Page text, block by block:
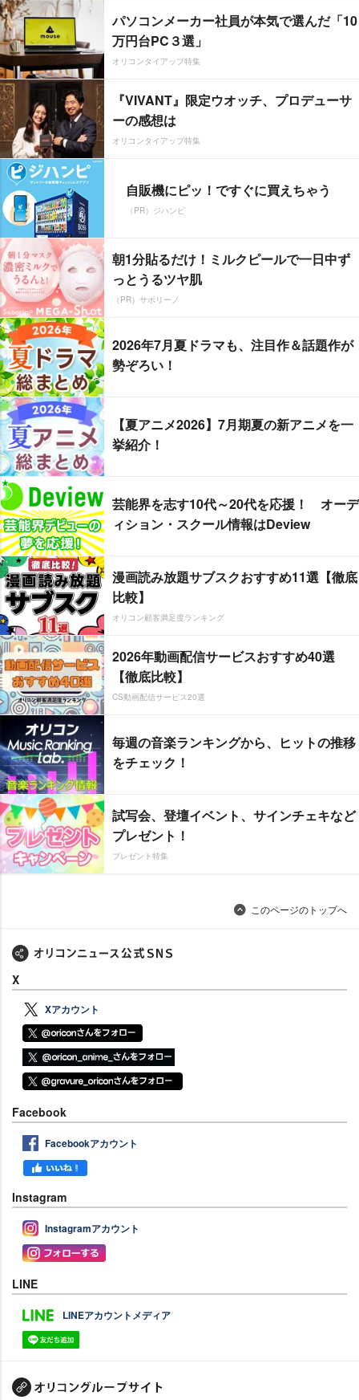
パソコンメーカー社員が本気で選んだ「10
万円台PC３選」
オリコンタイアップ特集
『VIVANT』限定ウオッチ、プロデューサ
ーの感想は
オリコンタイアップ特集
自販機にピッ！ですぐに買えちゃう
（PR）ジハンピ
朝1分貼るだけ！ミルクピールで一日中ず
っとうるツヤ肌
（PR）サボリーノ
2026年7月夏ドラマも、注目作＆話題作が
勢ぞろい！
【夏アニメ2026】7月期夏の新アニメを一
挙紹介！
芸能界を志す10代～20代を応援！ オーデ
ィション・スクール情報はDeview
漫画読み放題サブスクおすすめ11選【徹底
比較】
オリコン顧客満足度ランキング
2026年動画配信サービスおすすめ40選
【徹底比較】
CS動画配信サービス20選
毎週の音楽ランキングから、ヒットの推移
をチェック！
試写会、登壇イベント、サインチェキなど
プレゼント！
プレゼント特集
このページのトップへ
X
Xアカウント
Facebook
Facebookアカウント
Instagram
Instagramアカウント
LINE
LINEアカウントメディア